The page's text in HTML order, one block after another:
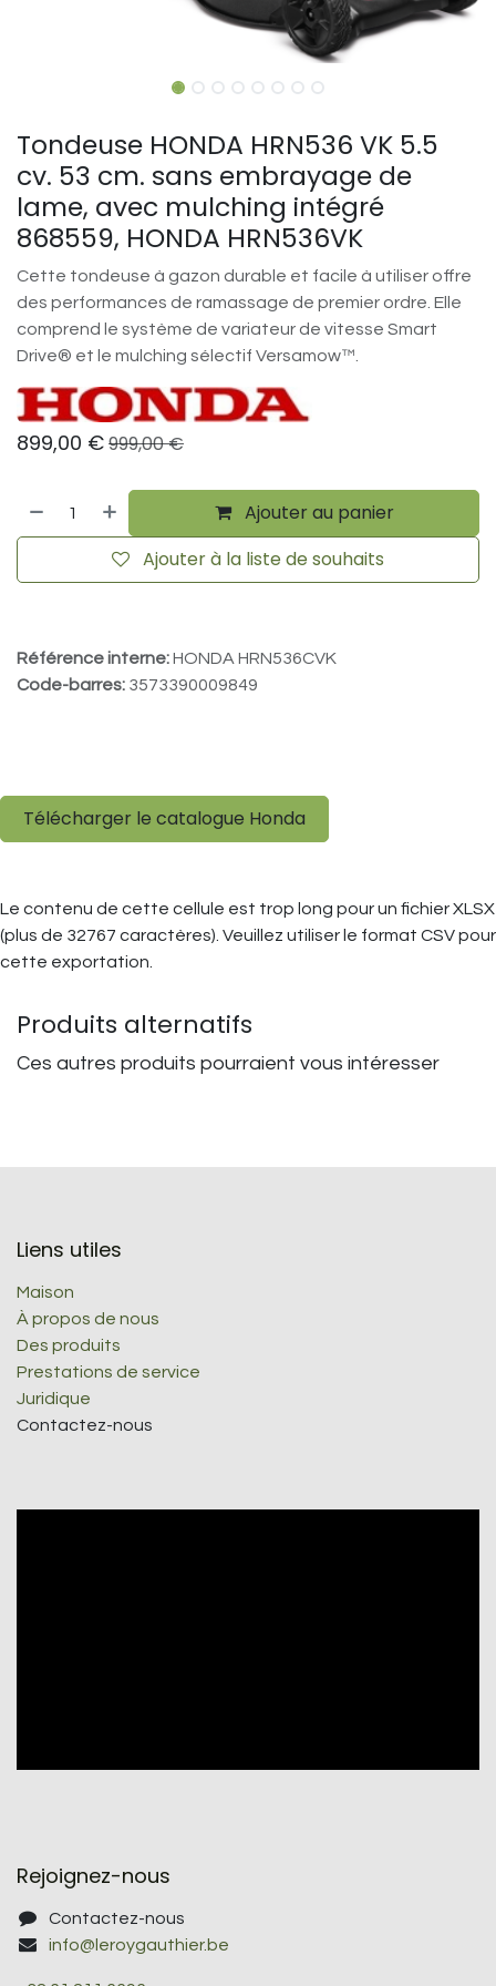
Tondeuse HONDA HRN536 VK 5.5
cv. 53 cm. sans embrayage de
lame, avec mulching intégré
868559, HONDA HRN536VK
Cette tondeuse à gazon durable et facile à utiliser offre
des performances de ramassage de premier ordre. Elle
comprend le système de variateur de vitesse Smart
Drive® et le mulching sélectif Versamow™.
899,00 €999,00€
Ajouter au panier
Ajouter à la liste de souhaits
Référence interne:HONDA HRN536CVK
Code-barres: 3573390009849
Télécharger le catalogue Honda
Le contenu de cette cellule est trop long pour un fichier XLSX
(plus de 32767 caractères). Veuillez utiliser le format CSV pour
cette exportation.
Produits alternatifs
Ces autres produits pourraient vous intéresser
Liens utiles
Maison
À propos de nous
Des produits
Prestations de service
Juridique
Contactez-nous
Rejoignez-nous
Contactez-nous
info@leroygauthier.be